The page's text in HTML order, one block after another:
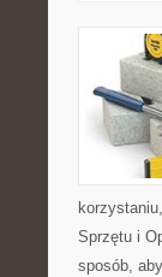
Sprzętu i
sposób,